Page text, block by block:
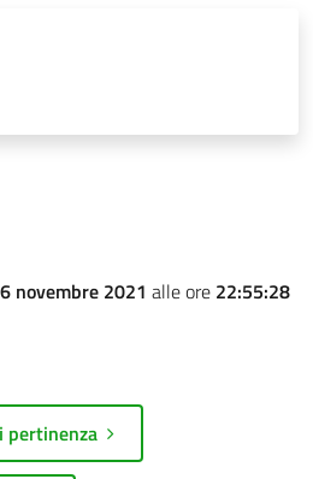
novembre 2021 alle ore 22:55:28
pertinenza